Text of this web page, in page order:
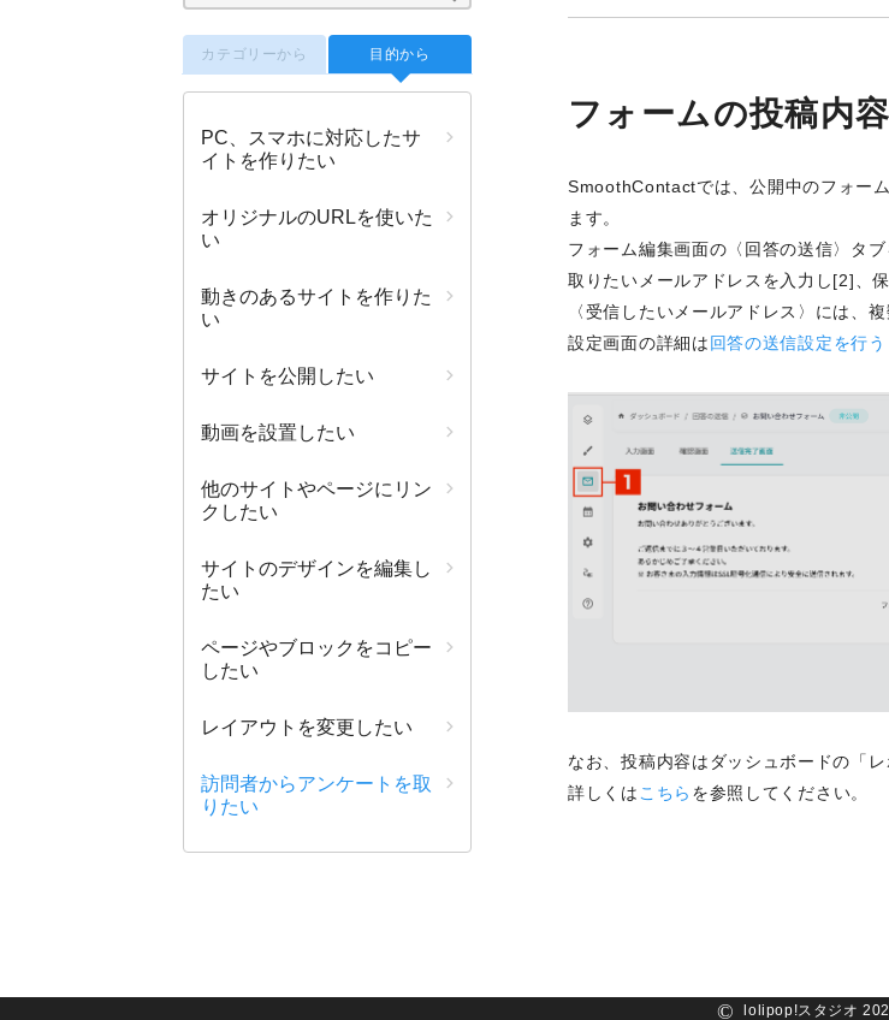
フォームの投稿内
SmoothContactでは、公開中のフォー
ます。
フォーム編集画面の〈回答の送信〉タ
取りたいメールアドレスを入力し[2]、
〈受信したいメールアドレス〉には、
設定画面の詳細は回答の送信設定を行
なお、投稿内容はダッシュボードの「
詳しくは こちら を参照してください。
カテゴリーから 目的から
PC、スマホに対応したサ
イトを作りたい
オリジナルのURLを使いた
い
動きのあるサイトを作りた
い
サイトを公開したい
動画を設置したい
他のサイトやページにリン
クしたい
サイトのデザインを編集し
たい
ページやブロックをコピー
したい
レイアウトを変更したい
訪問者からアンケートを取
りたい
lolipop!スタジオ